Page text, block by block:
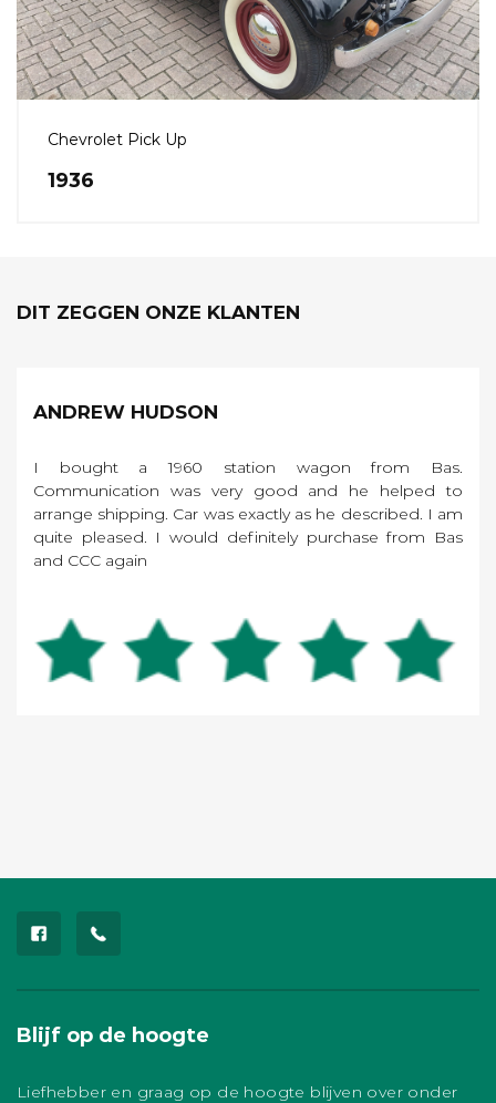
Chevrolet Pick Up
1936
DIT ZEGGEN ONZE KLANTEN
ANDREW HUDSON
I bought a 1960 station wagon from Bas.
Communication was very good and he helped to
arrange shipping. Car was exactly as he described. I am
quite pleased. I would definitely purchase from Bas
and CCC again
Blijf op de hoogte
Liefhebber en graag op de hoogte blijven over onder